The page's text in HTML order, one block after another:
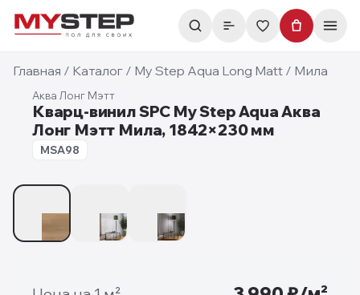
Главная / Каталог / My Step Aqua Long Matt / Мила
7 мм
Аква Лонг Мэтт
Кварц-винил SPC My Step Aqua Аква
Лонг Мэтт Мила, 1842×230 мм
MSA98